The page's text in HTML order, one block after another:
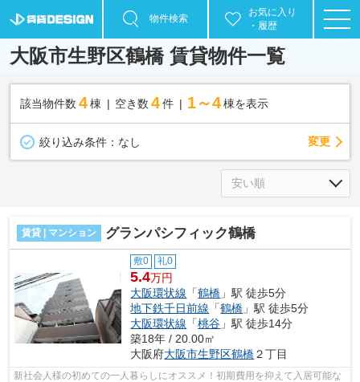
物件検索
お気に入り
・履歴
大阪市生野区鶴橋 賃貸物件一覧
該当物件数 4棟 空き数 4 件 1～4 棟を表示
絞り込み条件： なし 変更
賃貸 | マンション グランパシフィック鶴橋
敷0 礼0
5.4万円
大阪環状線 「鶴橋 」駅 徒歩5分
地下鉄千日前線 「鶴橋 」駅 徒歩5分
大阪環状線 「桃谷 」駅 徒歩14分
築18年 / 20.00㎡
大阪府大阪市生野区鶴橋２丁目
新社会人様の初めての一人暮らしにオススメ！初期費用を抑えて入居可能な